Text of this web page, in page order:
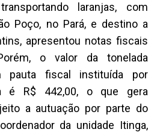
laranjas, com
Poço, no Pará, e destino a
apresentou notas fiscais
o valor da tonelada
pauta fiscal instituída por
é R$ 442,00, o que gera
a autuação por parte do
da unidade Itinga,